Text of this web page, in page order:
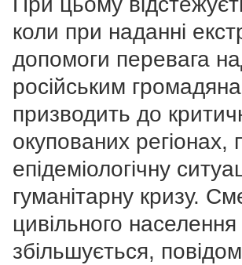
коли при наданні
допомоги перевага
російським
призводить до
окупованих
епідеміологічну
гуманітарну кризу.
цивільного населення
збільшується,